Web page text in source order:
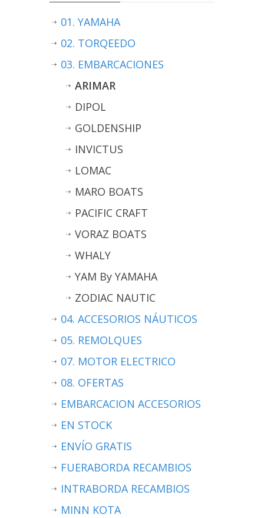
01. YAMAHA
02. TORQEEDO
03. EMBARCACIONES
ARIMAR
DIPOL
GOLDENSHIP
INVICTUS
LOMAC
MARO BOATS
PACIFIC CRAFT
VORAZ BOATS
WHALY
YAM By YAMAHA
ZODIAC NAUTIC
04. ACCESORIOS NÁUTICOS
05. REMOLQUES
07. MOTOR ELECTRICO
08. OFERTAS
EMBARCACION ACCESORIOS
EN STOCK
ENVÍO GRATIS
FUERABORDA RECAMBIOS
INTRABORDA RECAMBIOS
MINN KOTA